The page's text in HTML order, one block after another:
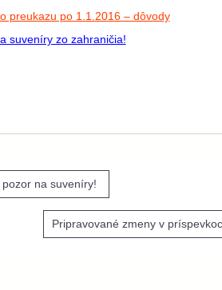
preukazu po 1.1.2016 – dôvody
suveníry zo zahraničia!
na suveníry!
Pripravované zmeny v